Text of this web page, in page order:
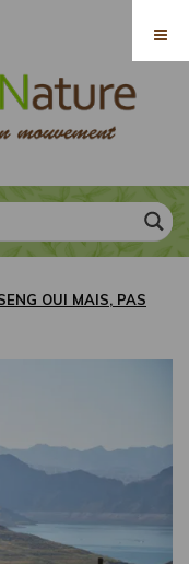
OUI MAIS, PAS